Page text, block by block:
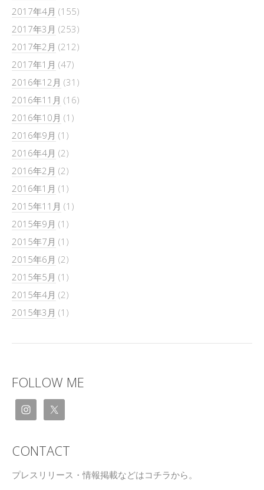
2017年4月 (155)
2017年3月 (253)
2017年2月 (212)
2017年1月 (47)
2016年12月 (31)
2016年11月 (16)
2016年10月 (1)
2016年9月 (1)
2016年4月 (2)
2016年2月 (2)
2016年1月 (1)
2015年11月 (1)
2015年9月 (1)
2015年7月 (1)
2015年6月 (2)
2015年5月 (1)
2015年4月 (2)
2015年3月 (1)
FOLLOW ME
CONTACT
プレスリリース・情報掲載などはコチラから。